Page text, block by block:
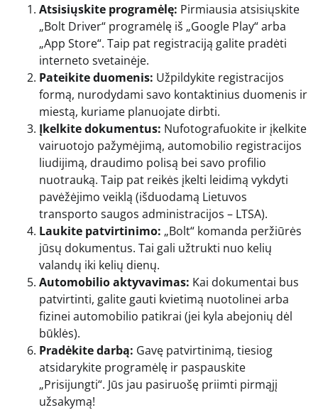
Atsisiųskite programėlę: Pirmiausia atsisiųskite
„Bolt Driver“ programėlę iš „Google Play“ arba
„App Store“. Taip pat registraciją galite pradėti
interneto svetainėje.
Pateikite duomenis: Užpildykite registracijos
formą, nurodydami savo kontaktinius duomenis ir
miestą, kuriame planuojate dirbti.
Įkelkite dokumentus: Nufotografuokite ir įkelkite
vairuotojo pažymėjimą, automobilio registracijos
liudijimą, draudimo polisą bei savo profilio
nuotrauką. Taip pat reikės įkelti leidimą vykdyti
pavėžėjimo veiklą (išduodamą Lietuvos
transporto saugos administracijos – LTSA).
Laukite patvirtinimo: „Bolt“ komanda peržiūrės
jūsų dokumentus. Tai gali užtrukti nuo kelių
valandų iki kelių dienų.
Automobilio aktyvavimas: Kai dokumentai bus
patvirtinti, galite gauti kvietimą nuotolinei arba
fizinei automobilio patikrai (jei kyla abejonių dėl
būklės).
Pradėkite darbą: Gavę patvirtinimą, tiesiog
atsidarykite programėlę ir paspauskite
„Prisijungti“. Jūs jau pasiruošę priimti pirmąjį
užsakymą!